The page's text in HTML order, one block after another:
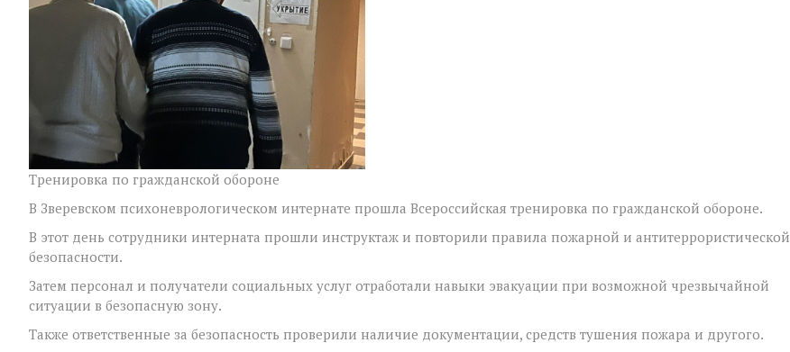
Тренировка по гражданской обороне
В Зверевском психоневрологическом интернате прошла Всероссийская тренировка по гражданской обороне.
В этот день сотрудники интерната прошли инструктаж и повторили правила пожарной и антитеррористической
безопасности.
Затем персонал и получатели социальных услуг отработали навыки эвакуации при возможной чрезвычайной
ситуации в безопасную зону.
Также ответственные за безопасность проверили наличие документации, средств тушения пожара и другого.